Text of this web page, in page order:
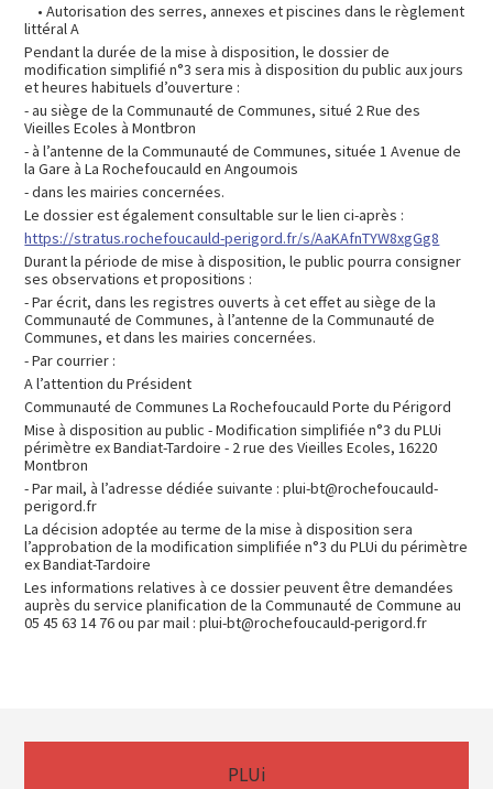
• Autorisation des serres, annexes et piscines dans le règlement
littéral A
Pendant la durée de la mise à disposition, le dossier de
modification simplifié n°3 sera mis à disposition du public aux jours
et heures habituels d’ouverture :
- au siège de la Communauté de Communes, situé 2 Rue des
Vieilles Ecoles à Montbron
- à l’antenne de la Communauté de Communes, située 1 Avenue de
la Gare à La Rochefoucauld en Angoumois
- dans les mairies concernées.
Le dossier est également consultable sur le lien ci-après :
https://stratus.rochefoucauld-perigord.fr/s/AaKAfnTYW8xgGg8
Durant la période de mise à disposition, le public pourra consigner
ses observations et propositions :
- Par écrit, dans les registres ouverts à cet effet au siège de la
Communauté de Communes, à l’antenne de la Communauté de
Communes, et dans les mairies concernées.
- Par courrier :
A l’attention du Président
Communauté de Communes La Rochefoucauld Porte du Périgord
Mise à disposition au public - Modification simplifiée n°3 du PLUi
périmètre ex Bandiat-Tardoire - 2 rue des Vieilles Ecoles, 16220
Montbron
- Par mail, à l’adresse dédiée suivante : plui-bt@rochefoucauld-
perigord.fr
La décision adoptée au terme de la mise à disposition sera
l’approbation de la modification simplifiée n°3 du PLUi du périmètre
ex Bandiat-Tardoire
Les informations relatives à ce dossier peuvent être demandées
auprès du service planification de la Communauté de Commune au
05 45 63 14 76 ou par mail : plui-bt@rochefoucauld-perigord.fr
PLUi